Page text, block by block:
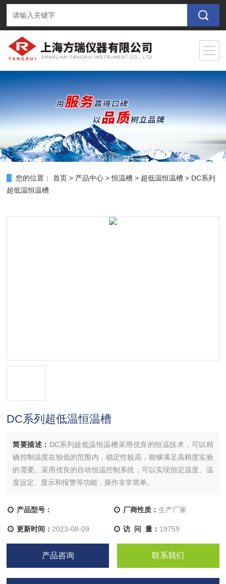
您的位置： 首页 > 产品中心 >恒温槽 > 超低温恒温槽 > DC系列
超低温恒温槽
DC系列超低温恒温槽
简要描述： DC系列超低温恒温槽采用优良的恒温技术，可以精
确控制温度在较低的范围内，稳定性较高，能够满足高精度实验
的需要。采用优良的自动恒温控制系统，可以实现恒定温度、温
度设定、显示和报警等功能，操作非常简单。
产品型号： 厂商性质： 生产厂家
更新时间： 2023-08-09 访 问 量： 19759
产品咨询 联系我们